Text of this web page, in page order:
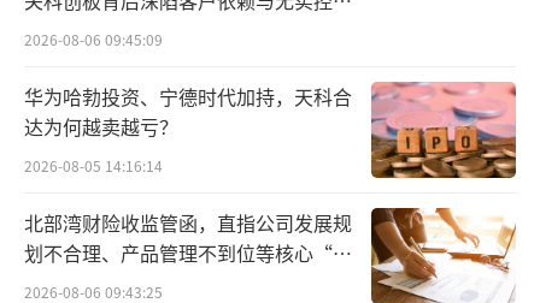
度，鼓励基于中医药理论和人用经验的中药新
药研发。同时，八部门印发的《中药工业高质
量发展实施方案（2026—2030年）》也明确提
出要“深度赋能中药新药研发”、“推动一批
中药创新药获批上市”。康缘药业作为中药工
业的领航企业之一，其1.1类中药创新药的推
进，契合了国家鼓励中药传承创新的政策导
困局
2026-08-06 09:45:09
华为哈勃投资、宁德时代加持，天科合
达为何越卖越亏？
2026-08-05 14:16:14
北部湾财险收监管函，直指公司发展规
划不合理、产品管理不到位等核心“痛
点”
2026-08-06 09:43:25